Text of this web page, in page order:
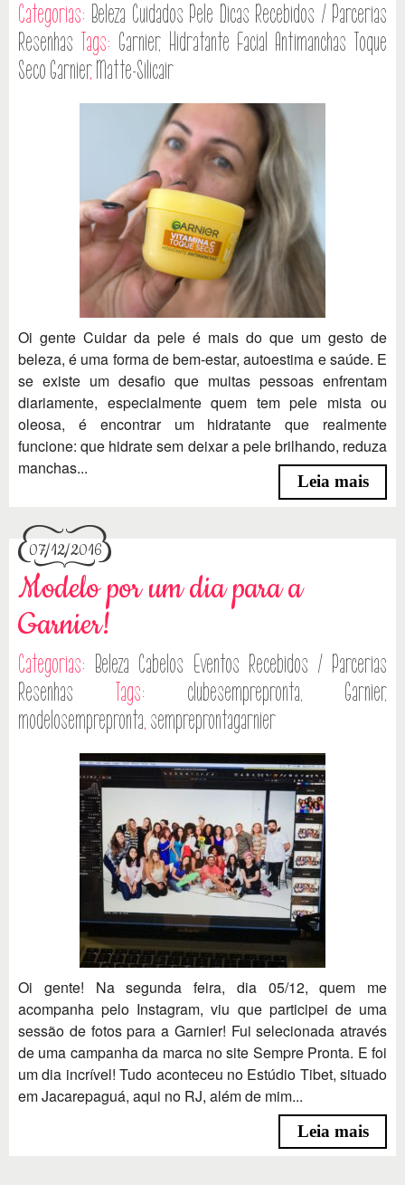
Categorias: Beleza Cuidados Pele Dicas Recebidos / Parcerias
Resenhas Tags: Garnier, Hidratante Facial Antimanchas Toque
Seco Garnier,Matte-Silicair
Oi gente Cuidar da pele é mais do que um gesto de
beleza, é uma forma de bem-estar, autoestima e saúde. E
se existe um desafio que muitas pessoas enfrentam
diariamente, especialmente quem tem pele mista ou
oleosa, é encontrar um hidratante que realmente
funcione: que hidrate sem deixar a pele brilhando, reduza
manchas...
Leia mais
07/12/2016
Modelo por um dia para a
Garnier!
Categorias: Beleza Cabelos Eventos Recebidos / Parcerias
Resenhas Tags: clubesemprepronta, Garnier,
modelosemprepronta, sempreprontagarnier
Oi gente! Na segunda feira, dia 05/12, quem me
acompanha pelo Instagram, viu que participei de uma
sessão de fotos para a Garnier! Fui selecionada através
de uma campanha da marca no site Sempre Pronta. E foi
um dia incrível! Tudo aconteceu no Estúdio Tibet, situado
em Jacarepaguá, aqui no RJ, além de mim...
Leia mais